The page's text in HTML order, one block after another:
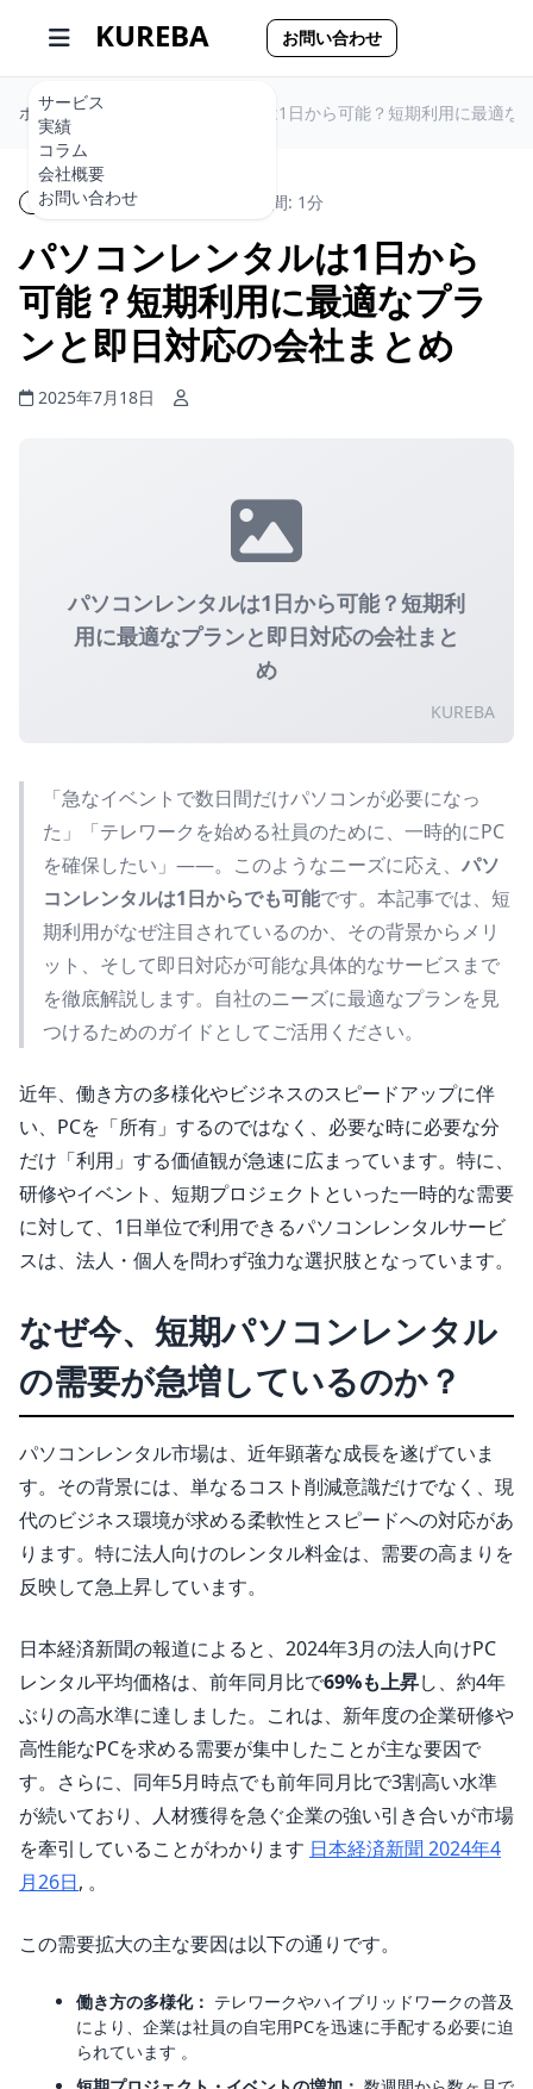
サービス
実績
コラム
会社概要
お問い合わせ
KUREBA お問い合わせ
ホーム パソコンレンタルは1日から可能？短期利用に最適
パソコンレンタル 読了時間: 1分
パソコンレンタルは1日から
可能？短期利用に最適なプラ
ンと即日対応の会社まとめ
2025年7月18日
パソコンレンタルは1日から可能？短期利
用に最適なプランと即日対応の会社まと
め
KUREBA
「急なイベントで数日間だけパソコンが必要になっ
た」「テレワークを始める社員のために、一時的にPC
を確保したい」——。このようなニーズに応え、 パソ
コンレンタルは1日からでも可能です。本記事では、短
期利用がなぜ注目されているのか、その背景からメリ
ット、そして即日対応が可能な具体的なサービスまで
を徹底解説します。自社のニーズに最適なプランを見
つけるためのガイドとしてご活用ください。
近年、働き方の多様化やビジネスのスピードアップに伴
い、PCを「所有」するのではなく、必要な時に必要な分
だけ「利用」する価値観が急速に広まっています。特に、
研修やイベント、短期プロジェクトといった一時的な需要
に対して、1日単位で利用できるパソコンレンタルサービ
スは、法人・個人を問わず強力な選択肢となっています。
なぜ今、短期パソコンレンタル
の需要が急増しているのか？
パソコンレンタル市場は、近年顕著な成長を遂げていま
す。その背景には、単なるコスト削減意識だけでなく、現
代のビジネス環境が求める柔軟性とスピードへの対応があ
ります。特に法人向けのレンタル料金は、需要の高まりを
反映して急上昇しています。
日本経済新聞の報道によると、2024年3月の法人向けPC
レンタル平均価格は、前年同月比で69%も上昇し、約4年
ぶりの高水準に達しました。これは、新年度の企業研修や
高性能なPCを求める需要が集中したことが主な要因で
す。さらに、同年5月時点でも前年同月比で3割高い水準
が続いており、人材獲得を急ぐ企業の強い引き合いが市場
を牽引していることがわかります 日本経済新聞 2024年4
月26日, 。
この需要拡大の主な要因は以下の通りです。
働き方の多様化： テレワークやハイブリッドワークの普及
により、企業は社員の自宅用PCを迅速に手配する必要に迫
られています 。